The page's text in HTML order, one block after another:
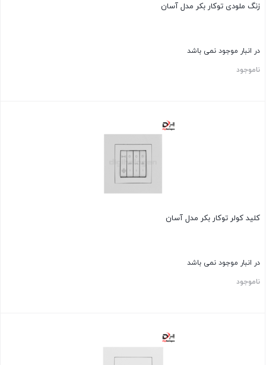
زنگ ملودی توکار بکر مدل آسان
در انبار موجود نمی باشد
ناموجود
کلید کولر توکار بکر مدل آسان
در انبار موجود نمی باشد
ناموجود